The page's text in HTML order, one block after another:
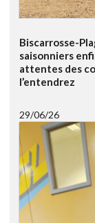
Biscarrosse-
saisonniers
attentes des
l’entendrez
29/06/26